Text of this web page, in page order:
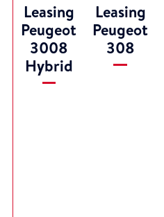
Leasing
Peugeot
3008
Hybrid
Leasing
Peugeot
308